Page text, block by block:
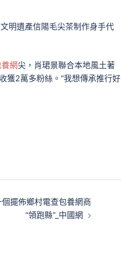
明遺產信陽毛尖茶制作身手代
網尖，肖珺景聯合本地風土著
獲2萬多粉絲。“我想傳承推行好
擺佈鄉村電查包養網商
“領跑縣”_中國網